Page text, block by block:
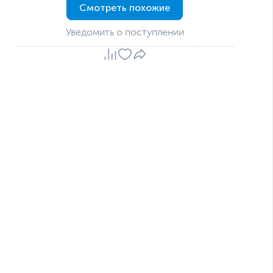
Смотреть похожие
Уведомить о поступлении